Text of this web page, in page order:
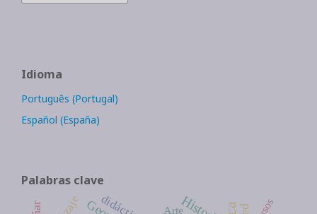
Idioma
Português (Portugal)
Español (España)
Palabras clave
Arte